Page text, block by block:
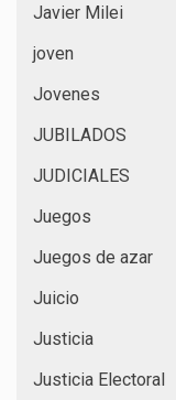
Javier Milei
joven
Jovenes
JUBILADOS
JUDICIALES
Juegos
Juegos de azar
Juicio
Justicia
Justicia Electoral